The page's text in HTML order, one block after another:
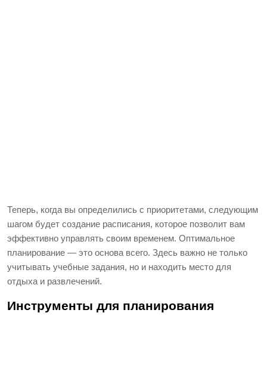
Теперь, когда вы определились с приоритетами, следующим
шагом будет создание расписания, которое позволит вам
эффективно управлять своим временем. Оптимальное
планирование — это основа всего. Здесь важно не только
учитывать учебные задания, но и находить место для
отдыха и развлечений.
Инструменты для планирования